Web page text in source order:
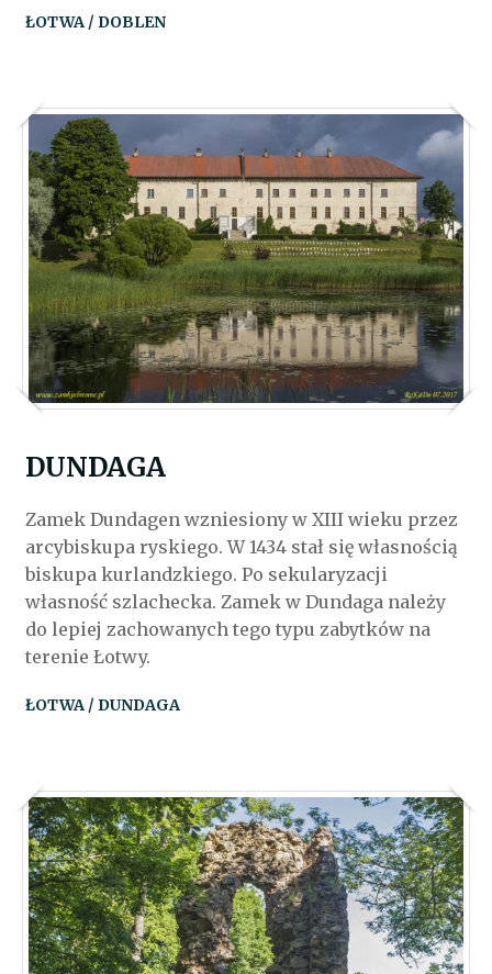
ŁOTWA / DOBLEN
DUNDAGA
Zamek Dundagen wzniesiony w XIII wieku przez
arcybiskupa ryskiego. W 1434 stał się własnością
biskupa kurlandzkiego. Po sekularyzacji
własność szlachecka. Zamek w Dundaga należy
do lepiej zachowanych tego typu zabytków na
terenie Łotwy.
ŁOTWA / DUNDAGA